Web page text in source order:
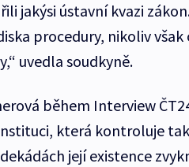
jakýsi ústavní kvazi
procedury, nikoliv
uvedla soudkyně.
během Interview
která kontroluje
její existence